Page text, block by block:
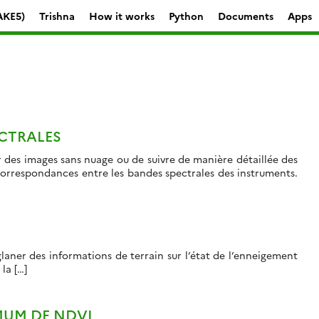
Trishna How it works Python Documents Apps
images sans nuage ou de suivre de manière détaillée des
entre les bandes spectrales des instruments.
des informations de terrain sur l’état de l’enneigement
la […]
DE NDVI